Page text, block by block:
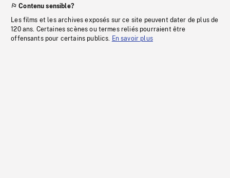
Contenu sensible?
Les films et les archives exposés sur ce site peuvent dater de plus de
120 ans. Certaines scènes ou termes reliés pourraient être
offensants pour certains publics. En savoir plus